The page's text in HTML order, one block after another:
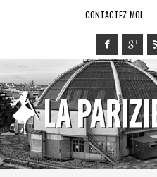
CONTACTEZ-MOI